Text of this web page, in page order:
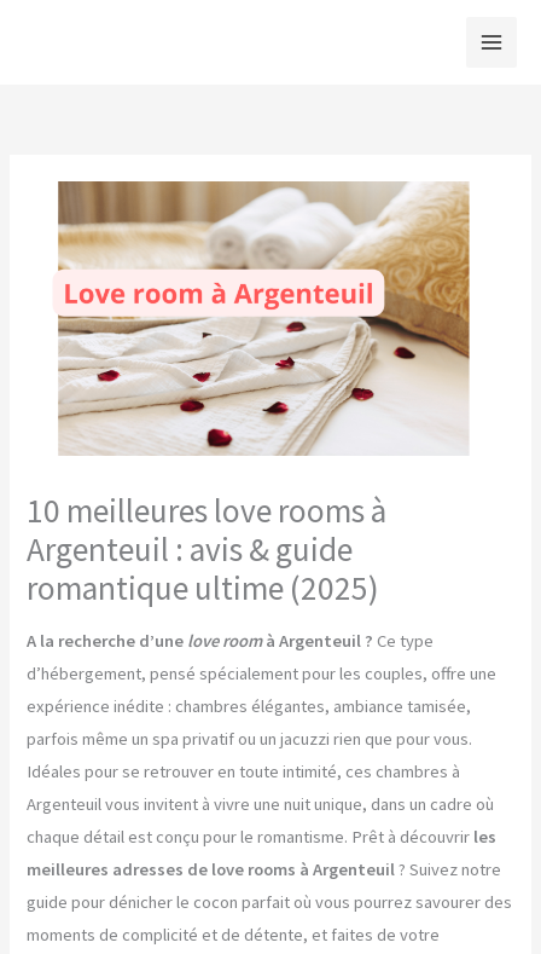
10 meilleures love rooms à
Argenteuil : avis & guide
romantique ultime (2025)
A la recherche d’une love roomà Argenteuil ? Ce type
d’hébergement, pensé spécialement pour les couples, offre une
expérience inédite : chambres élégantes, ambiance tamisée,
parfois même un spa privatif ou un jacuzzi rien que pour vous.
Idéales pour se retrouver en toute intimité, ces chambres à
Argenteuil vous invitent à vivre une nuit unique, dans un cadre où
chaque détail est conçu pour le romantisme. Prêt à découvrir les
meilleures adresses de love rooms à Argenteuil? Suivez notre
guide pour dénicher le cocon parfait où vous pourrez savourer des
moments de complicité et de détente, et faites de votre